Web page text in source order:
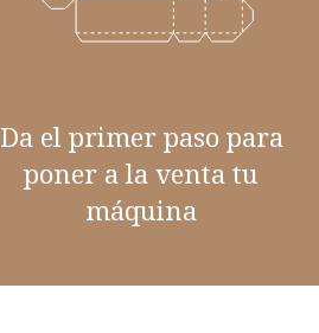
Da el primer paso para
poner a la venta tu
máquina